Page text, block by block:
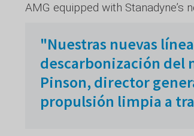
AMG equipped with
"Nuestras nuevas
descarbonización del
Pinson, director
propulsión limpia a